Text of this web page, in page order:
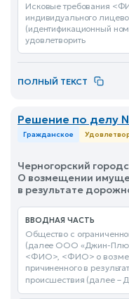
Исковые требования
индивидуального
(идентификационный
удовлетворить
ПОЛНЫЙ ТЕКСТ
Решение по делу
Гражданское
Черногорский
О возмещении
в результате
ВВОДНАЯ ЧАСТЬ
Общество с
(далее ООО «Джин-
<ФИО>, <ФИО> о
причиненного в
происшествия (далее –